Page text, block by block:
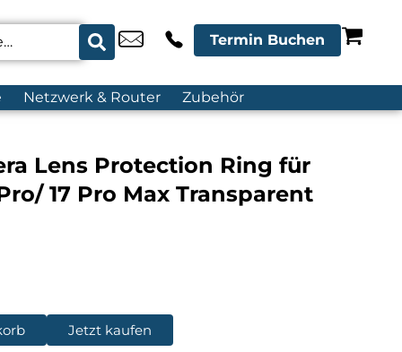
Termin Buchen
Netzwerk & Router Zubehör
Lens Protection Ring für
17 Pro Max Transparent
Jetzt kaufen